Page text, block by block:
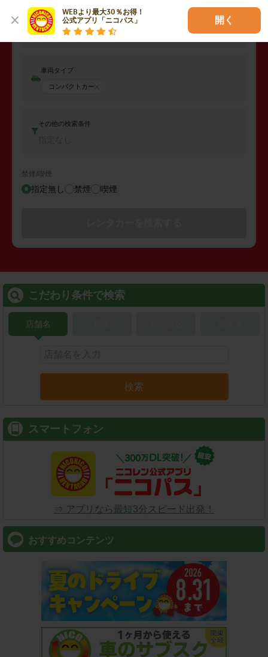
WEBより最大30％お得！
公式アプリ「ニコパス」
開く
返却日時
2026年08月08日 (土)
車両タイプ
コンパクトカー
その他の検索条件
禁煙/喫煙
指定無し 禁煙 喫煙
こだわり条件で検索
店舗名
検索
スマートフォン
⇒ アプリなら最短3分スピード出発！
おすすめコンテンツ